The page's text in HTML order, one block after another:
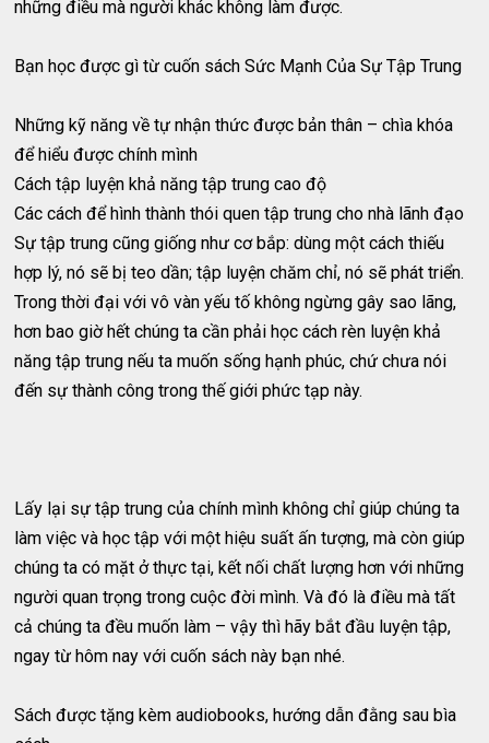
những điều mà người khác không làm được.
Bạn học được gì từ cuốn sách Sức Mạnh Của Sự Tập Trung
Những kỹ năng về tự nhận thức được bản thân – chìa khóa
để hiểu được chính mình
Cách tập luyện khả năng tập trung cao độ
Các cách để hình thành thói quen tập trung cho nhà lãnh đạo
Sự tập trung cũng giống như cơ bắp: dùng một cách thiếu
hợp lý, nó sẽ bị teo dần; tập luyện chăm chỉ, nó sẽ phát triển.
Trong thời đại với vô vàn yếu tố không ngừng gây sao lãng,
hơn bao giờ hết chúng ta cần phải học cách rèn luyện khả
năng tập trung nếu ta muốn sống hạnh phúc, chứ chưa nói
đến sự thành công trong thế giới phức tạp này.
Lấy lại sự tập trung của chính mình không chỉ giúp chúng ta
làm việc và học tập với một hiệu suất ấn tượng, mà còn giúp
chúng ta có mặt ở thực tại, kết nối chất lượng hơn với những
người quan trọng trong cuộc đời mình. Và đó là điều mà tất
cả chúng ta đều muốn làm – vậy thì hãy bắt đầu luyện tập,
ngay từ hôm nay với cuốn sách này bạn nhé.
Sách được tặng kèm audiobooks, hướng dẫn đằng sau bìa